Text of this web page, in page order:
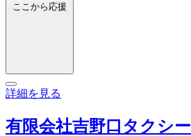
ここから応援
詳細を見る
有限会社吉野口タクシー